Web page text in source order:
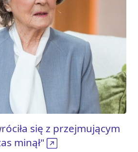
się z przejmującym
minął"